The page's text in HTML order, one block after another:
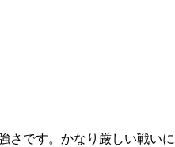
さです。かなり厳しい戦いに